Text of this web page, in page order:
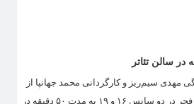
سالن تئاتر
مهدی سیم‌ریز و کارگردانی محمد جهانپا از
مشهد در روز دوم جشنواره فجر در دو سانس ۱۶ و ۱۹ به مدت ۵۰ دقیقه در